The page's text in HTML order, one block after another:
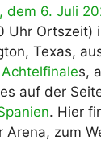
dem 6. Juli
Uhr Ortszeit)
Texas,
Achtelfinales,
auf der
. Hier
Arena, zum